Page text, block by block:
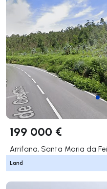
199 000 €
Arrifana, Santa Maria da
Land